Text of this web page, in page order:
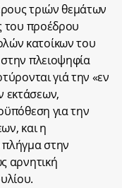
τριών θεμάτων
του προέδρου
κατοίκων του
πλειοψηφία
γιά την «εν
εκτάσεων,
για την
και η
στην
αρνητική